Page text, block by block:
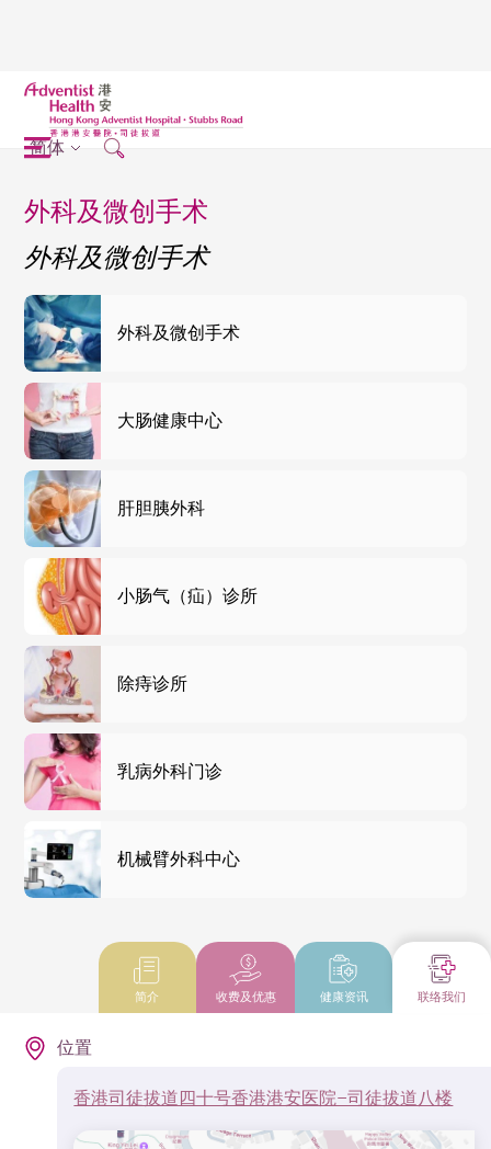
简体
外科及微创手术
外科及微创手术
外科及微创手术
大肠健康中心
肝胆胰外科
小肠气（疝）诊所
除痔诊所
乳病外科门诊
机械臂外科中心
简介 收费及优惠 健康资讯 联络我们
位置
香港司徒拔道四十号香港港安医院–司徒拔道八楼